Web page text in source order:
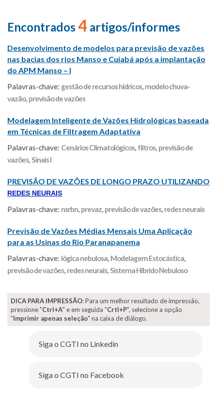
Encontrados 4 artigos/informes
Desenvolvimento de modelos para previsão de vazões
nas bacias dos rios Manso e Cuiabá após a implantação
do APM Manso – I
Palavras-chave: gestão de recursos hídricos, modelo chuva-
vazão, previsão de vazões
Modelagem Inteligente de Vazões Hidrológicas baseada
em Técnicas de Filtragem Adaptativa
Palavras-chave: Cenários Climatológicos, filtros, previsão de
vazões,Sinais I
PREVISÃO DE VAZÕES DE LONGO PRAZO UTILIZANDO
REDES NEURAIS
Palavras-chave: nsrbn, prevaz, previsão de vazões, redes neurais
Previsão de Vazões Médias Mensais Uma Aplicação
para as Usinas do Rio Paranapanema
Palavras-chave: lógica nebulosa, Modelagem Estocástica,
previsão de vazões, redes neurais,Sistema Híbrido Nebuloso
DICA PARA IMPRESSÃO: Para um melhor resultado de impressão,
pressione "Ctrl+A" e em seguida "Crtl+P", selecione a opção
"Imprimir apenas seleção" na caixa de diálogo.
Siga o CGTI no Linkedin
Siga o CGTI no Facebook